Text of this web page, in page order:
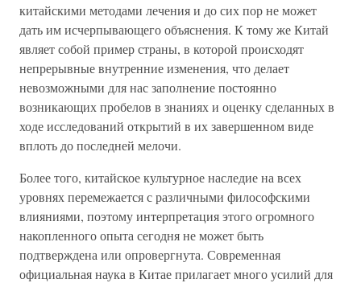
китайскими методами лечения и до сих пор не может
дать им исчерпывающего объяснения. К тому же Китай
являет собой пример страны, в которой происходят
непрерывные внутренние изменения, что делает
невозможными для нас заполнение постоянно
возникающих пробелов в знаниях и оценку сделанных в
ходе исследований открытий в их завершенном виде
вплоть до последней мелочи.
Более того, китайское культурное наследие на всех
уровнях перемежается с различными философскими
влияниями, поэтому интерпретация этого огромного
накопленного опыта сегодня не может быть
подтверждена или опровергнута. Современная
официальная наука в Китае прилагает много усилий для